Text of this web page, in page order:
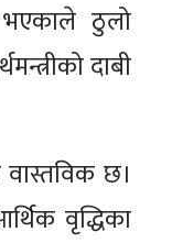
ठुलो
दाबी
छ।
वृद्धिका